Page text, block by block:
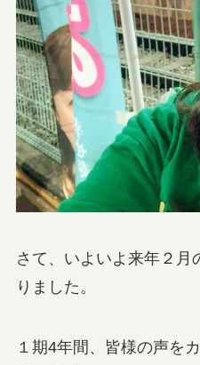
さて、いよいよ来年２月
りました。
１期4年間、皆様の声を